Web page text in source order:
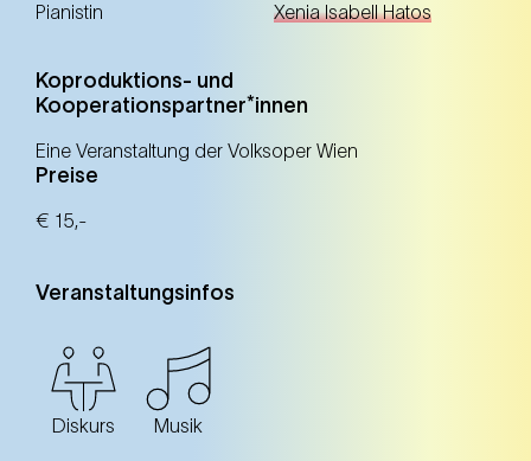
Pianistin Xenia Isabell Hatos
Koproduktions- und
Kooperationspartner*innen
Eine Veranstaltung der Volksoper Wien
Preise
€ 15,-
Veranstaltungsinfos
Diskurs Musik